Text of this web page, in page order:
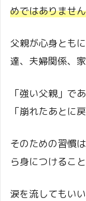
めではありませ
父親が心身とも
達、夫婦関係、
「強い父親」で
「崩れたあとに
そのための習慣
ら身につけるこ
涙を流してもいい